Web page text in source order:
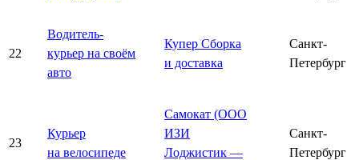
22
Водитель-
курьер на своём
авто
Купер Сборка
и доставка
Санкт-
Петербург
23
Курьер
на велосипеде
Самокат (ООО
ИЗИ
Лоджистик —
Санкт-
Петербург